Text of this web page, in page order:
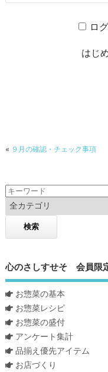
ロ
はじ
« ９月の確認・チェック事項
心のさしすせそ 会員限
お惣菜の基本
お惣菜レシピ
お惣菜の盛付
アンケート集計
品揃え優先アイテム
お店づくり